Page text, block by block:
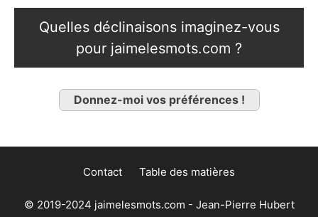
Quelles déclinaisons imaginez-vous
pour jaimelesmots.com ?
Donnez-moi vos préférences !
Contact Table des matières
© 2019-2024 jaimelesmots.com - Jean-Pierre Hubert